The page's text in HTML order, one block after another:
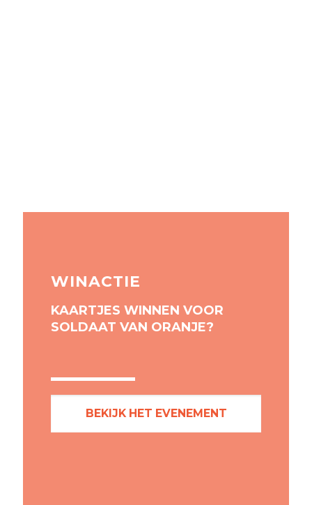
WINACTIE
KAARTJES WINNEN VOOR
SOLDAAT VAN ORANJE?
BEKIJK HET EVENEMENT